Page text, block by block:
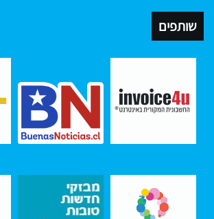
שותפים